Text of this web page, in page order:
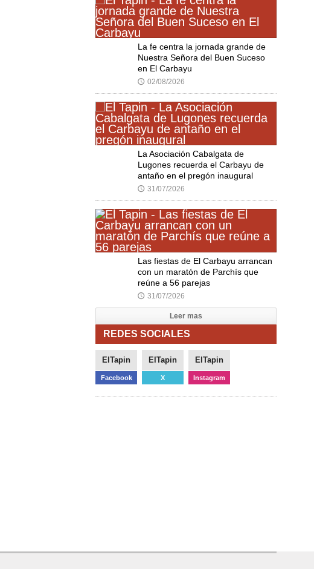
La fe centra la jornada grande de
Nuestra Señora del Buen Suceso
en El Carbayu
🕔 02/08/2026
La Asociación Cabalgata de
Lugones recuerda el Carbayu de
antaño en el pregón inaugural
🕔 31/07/2026
Las fiestas de El Carbayu arrancan
con un maratón de Parchís que
reúne a 56 parejas
🕔 31/07/2026
Leer mas
REDES SOCIALES
ElTapin
Facebook
ElTapin
X
ElTapin
Instagram